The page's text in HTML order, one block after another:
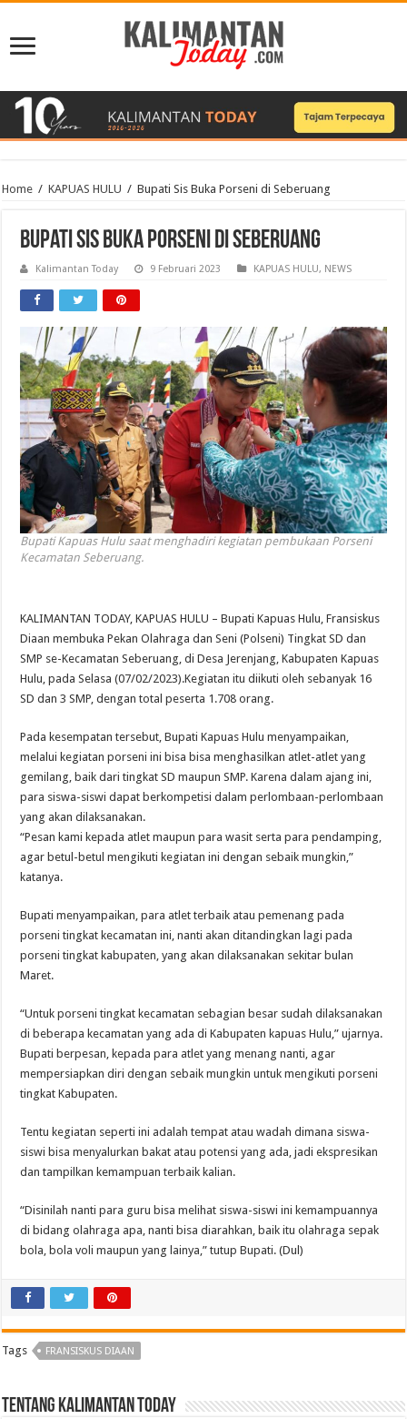
Home / KAPUAS HULU / Bupati Sis Buka Porseni di Seberuang
Bupati Sis Buka Porseni di Seberuang
Kalimantan Today 9 Februari 2023 KAPUAS HULU, NEWS
Bupati Kapuas Hulu saat menghadiri kegiatan pembukaan Porseni
Kecamatan Seberuang.
KALIMANTAN TODAY, KAPUAS HULU – Bupati Kapuas Hulu, Fransiskus
Diaan membuka Pekan Olahraga dan Seni (Polseni) Tingkat SD dan
SMP se-Kecamatan Seberuang, di Desa Jerenjang, Kabupaten Kapuas
Hulu, pada Selasa (07/02/2023).Kegiatan itu diikuti oleh sebanyak 16
SD dan 3 SMP, dengan total peserta 1.708 orang.
Pada kesempatan tersebut, Bupati Kapuas Hulu menyampaikan,
melalui kegiatan porseni ini bisa bisa menghasilkan atlet-atlet yang
gemilang, baik dari tingkat SD maupun SMP. Karena dalam ajang ini,
para siswa-siswi dapat berkompetisi dalam perlombaan-perlombaan
yang akan dilaksanakan.
“Pesan kami kepada atlet maupun para wasit serta para pendamping,
agar betul-betul mengikuti kegiatan ini dengan sebaik mungkin,”
katanya.
Bupati menyampaikan, para atlet terbaik atau pemenang pada
porseni tingkat kecamatan ini, nanti akan ditandingkan lagi pada
porseni tingkat kabupaten, yang akan dilaksanakan sekitar bulan
Maret.
“Untuk porseni tingkat kecamatan sebagian besar sudah dilaksanakan
di beberapa kecamatan yang ada di Kabupaten kapuas Hulu,” ujarnya.
Bupati berpesan, kepada para atlet yang menang nanti, agar
mempersiapkan diri dengan sebaik mungkin untuk mengikuti porseni
tingkat Kabupaten.
Tentu kegiatan seperti ini adalah tempat atau wadah dimana siswa-
siswi bisa menyalurkan bakat atau potensi yang ada, jadi ekspresikan
dan tampilkan kemampuan terbaik kalian.
“Disinilah nanti para guru bisa melihat siswa-siswi ini kemampuannya
di bidang olahraga apa, nanti bisa diarahkan, baik itu olahraga sepak
bola, bola voli maupun yang lainya,” tutup Bupati. (Dul)
Tags FRANSISKUS DIAAN
Tentang Kalimantan Today